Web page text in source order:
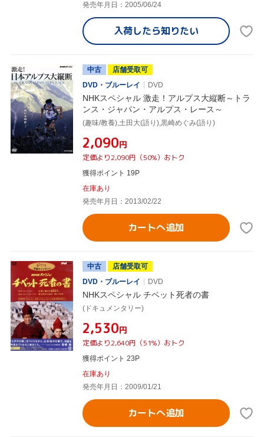
発売年月日：2005/06/24
入荷したら知りたい
中古
店舗受取可
DVD・ブルーレイ
DVD
NHKスペシャル 激走！アルプス大縦断～トラ
ンス・ジャパン・アルプス・レース～
(趣味/教養),土田大(語り),黒崎めぐみ(語り)
¥2,090円
定価より2,090円（50%）おトク
獲得ポイント 19P
在庫あり
発売年月日：2013/02/22
カートへ追加
中古
店舗受取可
DVD・ブルーレイ
DVD
NHKスペシャル チベット死者の書
(ドキュメンタリー)
¥2,530円
定価より2,640円（51%）おトク
獲得ポイント 23P
在庫あり
発売年月日：2009/01/21
カートへ追加